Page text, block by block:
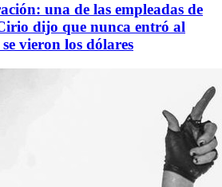
una de las empleadas de
dijo que nunca entró al
vieron los dólares